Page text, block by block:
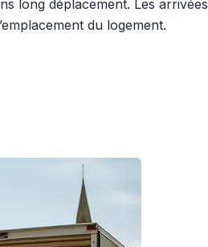
long déplacement. Les
du logement.